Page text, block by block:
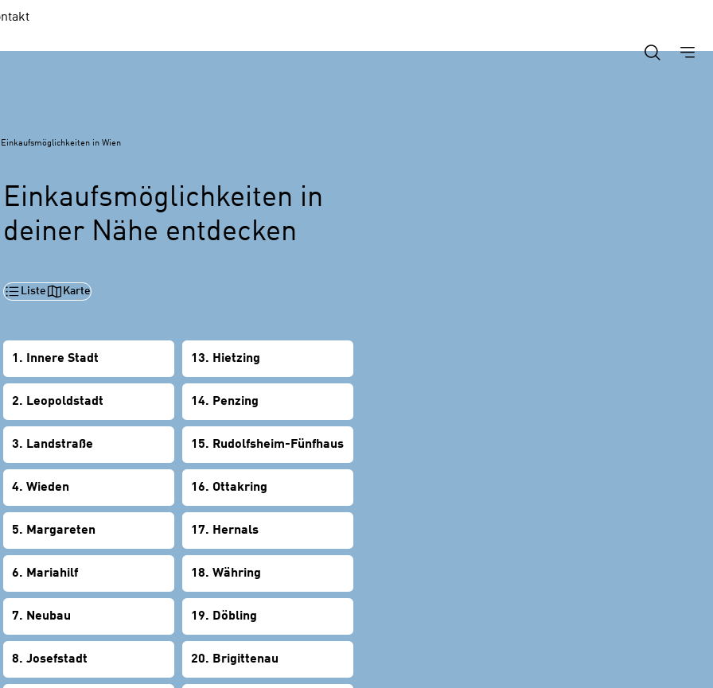
Einkaufsmöglichkeiten in Wien
Einkaufsmöglichkeiten in
deiner Nähe entdecken
Liste Karte
1. Innere Stadt
2. Leopoldstadt
3. Landstraße
4. Wieden
5. Margareten
6. Mariahilf
7. Neubau
8. Josefstadt
13. Hietzing
14. Penzing
15. Rudolfsheim-Fünfhaus
16. Ottakring
17. Hernals
18. Währing
19. Döbling
20. Brigittenau